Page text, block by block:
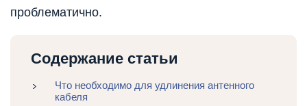
проблематично.
Содержание статьи
Что необходимо для удлинения антенного
кабеля